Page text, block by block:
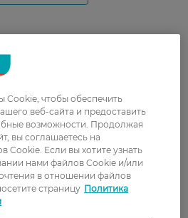
почты - 99 грн, бесплатно
– 79 грн, бесплатная
грн
магазине Watsons
чтобы обеспечить
веб-сайта и предоставить
возможности. Продолжая
вы соглашаетесь на
Cookie. Если вы хотите узнать
нами файлов Cookie и/или
в отношении файлов
страницу Политика